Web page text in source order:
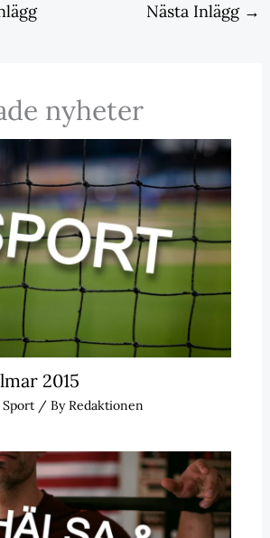
Nästa Inlägg →
nyheter
2015
Sport/ ByRedaktionen